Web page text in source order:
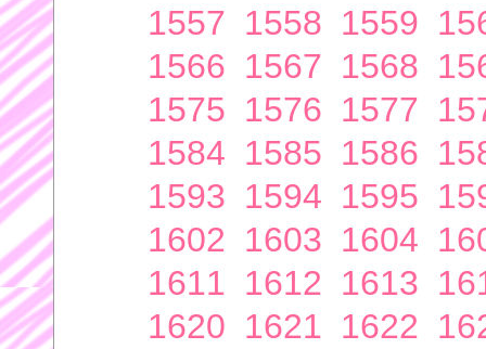
1557 1558 1559
1566 1567 1568
1575 1576 1577
1584 1585 1586
1593 1594 1595
1602 1603 1604
1611 1612 1613
1620 1621 1622